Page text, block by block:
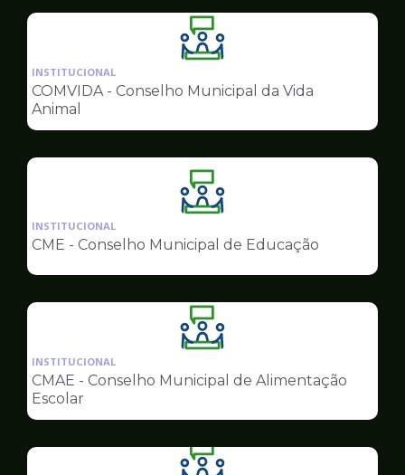
Ilustração
da
pagina
Conselhos
INSTITUCIONAL
COMVIDA - Conselho Municipal da Vida
Animal
Ilustração
da
pagina
Conselhos
INSTITUCIONAL
CME - Conselho Municipal de Educação
Ilustração
da
pagina
Conselhos
INSTITUCIONAL
CMAE - Conselho Municipal de Alimentação
Escolar